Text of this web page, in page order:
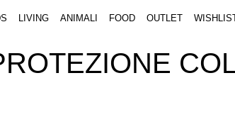
LIVING ANIMALI FOOD OUTLET